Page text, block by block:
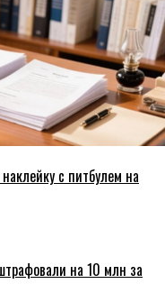
с питбулем на
на 10 млн за